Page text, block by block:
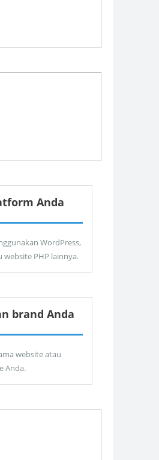
Anda
WordPress,
website PHP lainnya.
brand Anda
website atau
Anda.